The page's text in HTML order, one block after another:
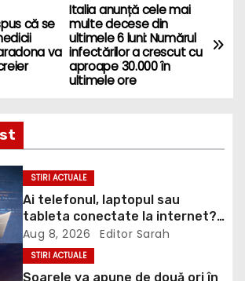
Italia anunță cele mai
multe decese din
ultimele 6 luni: Numărul
infectărilor a crescut cu
aproape 30.000 în
ultimele ore
că se
va
STIRI ACTUALE
Ai telefonul, laptopul sau
tableta conectate la internet?
DNSC avertizează asupra unui
risc pe care mulți utilizatori îl
ignoră
Aug 8, 2026 Editor Sarah
STIRI ACTUALE
Soarele va apune de două ori în